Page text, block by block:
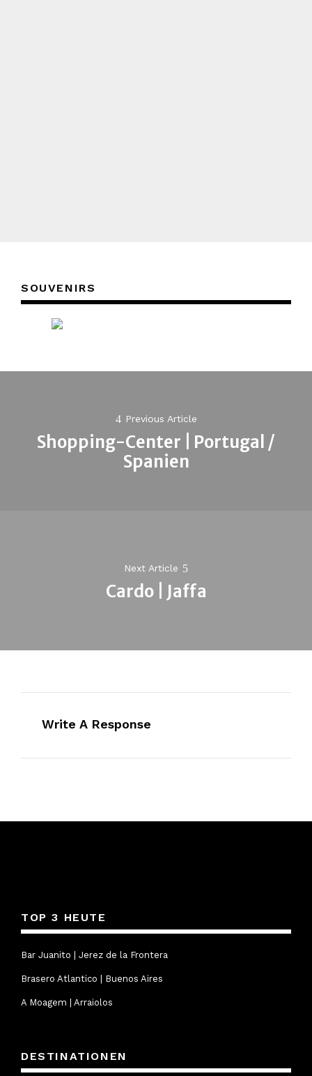
SOUVENIRS
Previous Article
Previous
post:
Shopping-Center | Portugal /
Spanien
Next Article
Next
Cardo | Jaffa
Write A Response
TOP 3 HEUTE
Bar Juanito | Jerez de la Frontera
Brasero Atlantico | Buenos Aires
A Moagem | Arraiolos
DESTINATIONEN